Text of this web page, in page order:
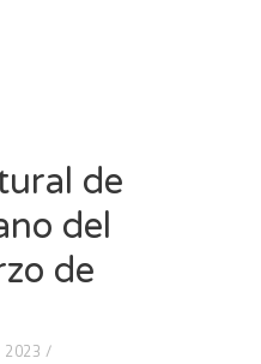
de
del
de
2023